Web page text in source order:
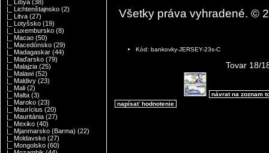
|_ Líbya (38)
|_ Lichtenštajnsko (2)
|_ Litva (27)
|_ Lotyšsko (19)
|_ Luxembursko (8)
|_ Macao (50)
|_ Macedónsko (29)
|_ Madagaskar (44)
|_ Maďarsko (79)
|_ Malajzia (25)
|_ Malawi (52)
|_ Maldivy (23)
|_ Mali (2)
|_ Malta (3)
|_ Maroko (23)
|_ Maurícius (20)
|_ Mauritánia (27)
|_ Mexiko (40)
|_ Mjanmarsko (Barma) (22)
|_ Moldavsko (27)
|_ Mongolsko (60)
Všetky práva vyhradené. ©
Kód: bankovky-JERSEY-23s-C
Tovar 18/
návrat na zoznam
napísať hodnotenie